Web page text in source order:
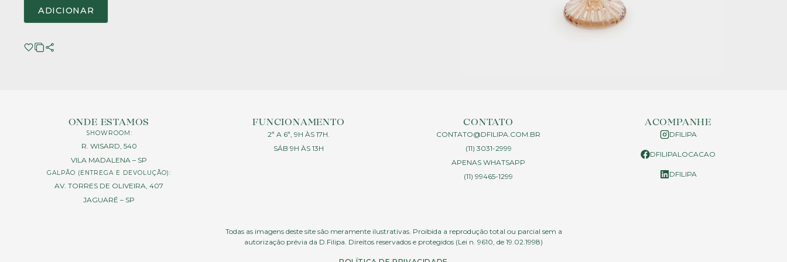
ADICIONAR
ONDE ESTAMOS
SHOWROOM:
R. WISARD, 540
VILA MADALENA – SP
GALPÃO (ENTREGA E DEVOLUÇÃO):
AV. TORRES DE OLIVEIRA, 407
JAGUARÉ – SP
FUNCIONAMENTO
2ª A 6ª, 9H ÀS 17H.
SÁB 9H ÀS 13H
CONTATO
CONTATO@DFILIPA.COM.BR
(11) 3031-2999
APENAS WHATSAPP
(11) 99465-1299
ACOMPANHE
DFILIPA
DFILIPALOCACAO
DFILIPA
Todas as imagens deste site são meramente ilustrativas. Proibida a reprodução total ou parcial sem a
autorização prévia da D.Filipa. Direitos reservados e protegidos (Lei n. 9610, de 19.02.1998)